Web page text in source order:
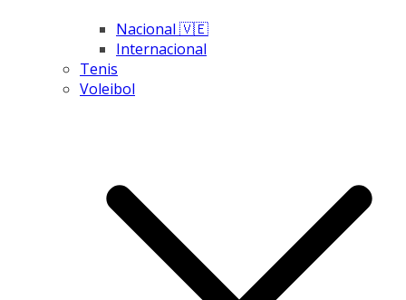
Nacional 🇻🇪
Internacional
Tenis
Voleibol